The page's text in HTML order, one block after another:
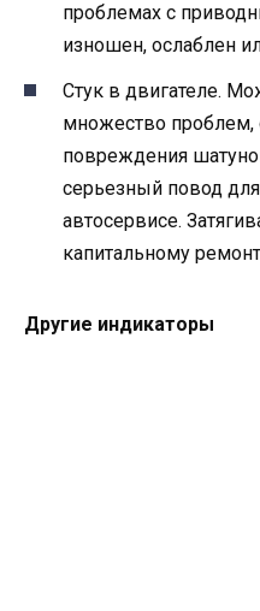
проблемах с
изношен, ослаблен
Стук в двигателе.
множество проблем,
повреждения
серьезный повод
автосервисе.
капитальному
Другие индикаторы